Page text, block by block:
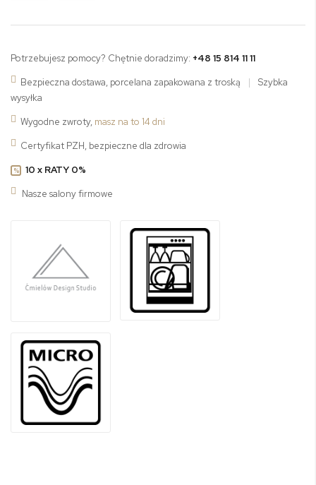
Potrzebujesz pomocy? Chętnie doradzimy: +48 15 814 11 11
Bezpieczna dostawa, porcelana zapakowana z troską
|
Szybka
wysyłka
Wygodne zwroty, masz na to 14 dni
Certyfikat PZH, bezpieczne dla zdrowia
%
10 x RATY 0%
Nasze salony firmowe